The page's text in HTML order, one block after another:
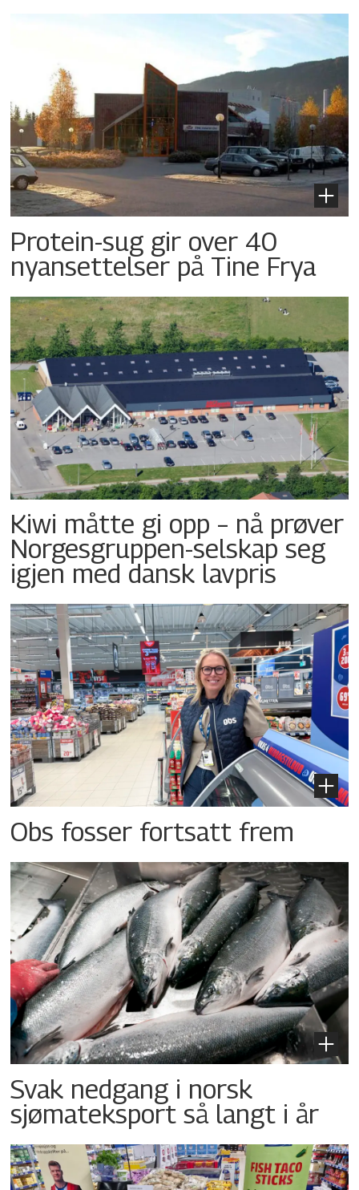
Protein-sug gir over 40
nyansettelser på Tine Frya
Kiwi måtte gi opp – nå prøver
Norgesgruppen-selskap seg
igjen med dansk lavpris
Obs fosser fortsatt frem
Svak nedgang i norsk
sjømateksport så langt i år